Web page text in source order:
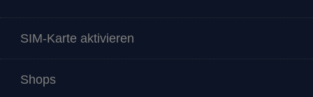
SIM-Karte aktivieren
Shops